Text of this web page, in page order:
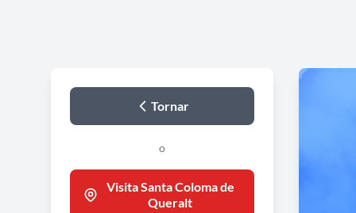
Tornar
o
Visita Santa Coloma de
Queralt